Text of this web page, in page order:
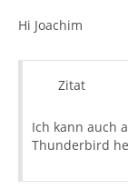
Hi Joachim
Zitat
Ich kann auch
Thunderbird